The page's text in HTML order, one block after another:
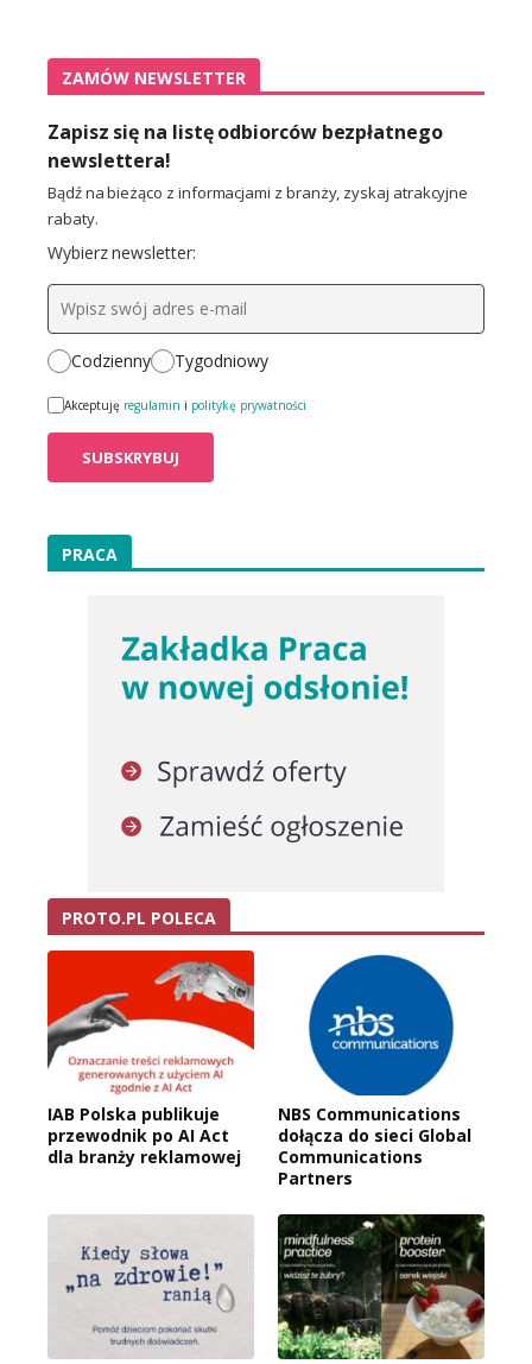
ZAMÓW NEWSLETTER
Zapisz się na listę odbiorców bezpłatnego
newslettera!
Bądź na bieżąco z informacjami z branży, zyskaj atrakcyjne
rabaty.
Wybierz newsletter:
Codzienny Tygodniowy
Akceptuję regulamin i politykę prywatności
PRACA
PROTO.PL POLECA
IAB Polska publikuje
przewodnik po AI Act
dla branży reklamowej
NBS Communications
dołącza do sieci Global
Communications
Partners